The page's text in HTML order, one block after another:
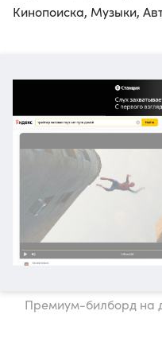
Кинопоиска, Музыки,
Премиум-билборд на